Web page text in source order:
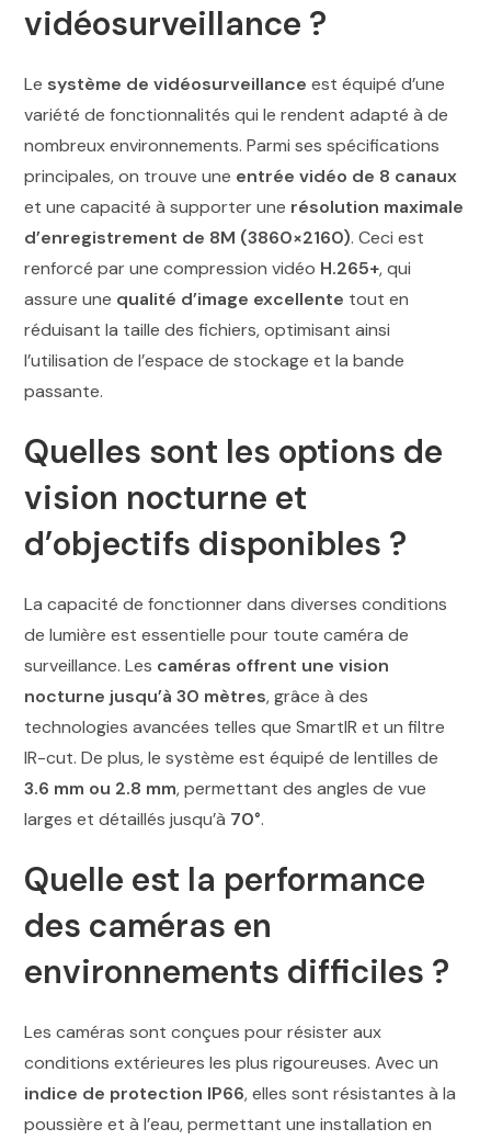
vidéosurveillance ?
Le système de vidéosurveillance est équipé d’une
variété de fonctionnalités qui le rendent adapté à de
nombreux environnements. Parmi ses spécifications
principales, on trouve une entrée vidéo de 8 canaux
et une capacité à supporter une résolution maximale
d’enregistrement de 8M (3860×2160). Ceci est
renforcé par une compression vidéo H.265+, qui
assure une qualité d’image excellente tout en
réduisant la taille des fichiers, optimisant ainsi
l’utilisation de l’espace de stockage et la bande
passante.
Quelles sont les options de
vision nocturne et
d’objectifs disponibles ?
La capacité de fonctionner dans diverses conditions
de lumière est essentielle pour toute caméra de
surveillance. Les caméras offrent une vision
nocturne jusqu’à 30 mètres, grâce à des
technologies avancées telles que SmartIR et un filtre
IR-cut. De plus, le système est équipé de lentilles de
3.6 mm ou 2.8 mm, permettant des angles de vue
larges et détaillés jusqu’à 70°.
Quelle est la performance
des caméras en
environnements difficiles ?
Les caméras sont conçues pour résister aux
conditions extérieures les plus rigoureuses. Avec un
indice de protection IP66, elles sont résistantes à la
poussière et à l’eau, permettant une installation en